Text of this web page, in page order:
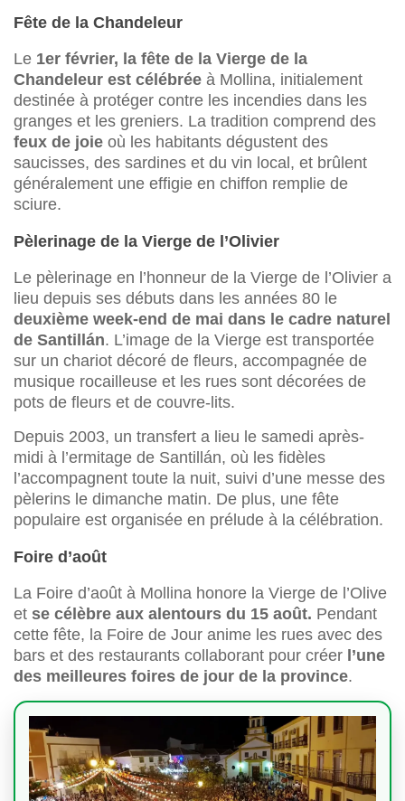
Fête de la Chandeleur
Le 1er février, la fête de la Vierge de la
Chandeleur est célébrée à Mollina, initialement
destinée à protéger contre les incendies dans les
granges et les greniers. La tradition comprend des
feux de joie où les habitants dégustent des
saucisses, des sardines et du vin local, et brûlent
généralement une effigie en chiffon remplie de
sciure.
Pèlerinage de la Vierge de l’Olivier
Le pèlerinage en l’honneur de la Vierge de l’Olivier a
lieu depuis ses débuts dans les années 80 le
deuxième week-end de mai dans le cadre naturel
de Santillán. L’image de la Vierge est transportée
sur un chariot décoré de fleurs, accompagnée de
musique rocailleuse et les rues sont décorées de
pots de fleurs et de couvre-lits.
Depuis 2003, un transfert a lieu le samedi après-
midi à l’ermitage de Santillán, où les fidèles
l’accompagnent toute la nuit, suivi d’une messe des
pèlerins le dimanche matin. De plus, une fête
populaire est organisée en prélude à la célébration.
Foire d’août
La Foire d’août à Mollina honore la Vierge de l’Olive
et se célèbre aux alentours du 15 août. Pendant
cette fête, la Foire de Jour anime les rues avec des
bars et des restaurants collaborant pour créer l’une
des meilleures foires de jour de la province.